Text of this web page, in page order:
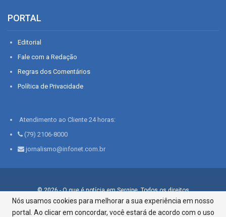
PORTAL
Editorial
Fale com a Redação
Regras dos Comentários
Política de Privacidade
Atendimento ao Cliente 24 horas:
(79) 2106-8000
jornalismo@infonet.com.br
© 2026 - O que é notícia em Sergipe. Todos os direitos
reservados.
Infonet - Rua Monsenhor Silveira 276, Bairro São José |
Nós usamos cookies para melhorar a sua experiência em nosso
portal. Ao clicar em concordar, você estará de acordo com o uso